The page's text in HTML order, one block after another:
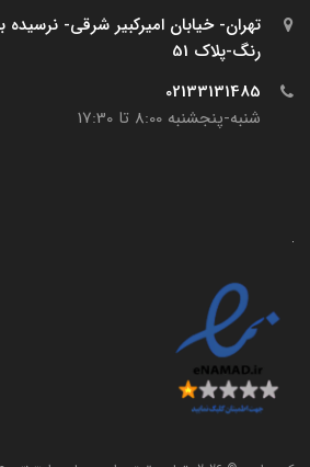
تهران- خیابان امیرکبیر شرقی- نرسیده
رنگ-پلاک 51
02133131485
شنبه-پنجشنبه 8:00 تا 17:30